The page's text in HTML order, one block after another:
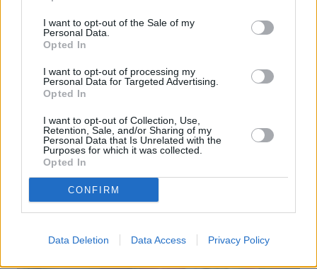
I want to opt-out of the Sale of my
Personal Data.
Opted In
I want to opt-out of processing my
Personal Data for Targeted Advertising.
Opted In
I want to opt-out of Collection, Use,
Retention, Sale, and/or Sharing of my
Personal Data that Is Unrelated with the
Purposes for which it was collected.
Opted In
CONFIRM
Data Deletion Data Access Privacy Policy
03 lipca 2012, 16:44
Belgijska frytka – gorąca przekąska.
Kiedy w Polsce?